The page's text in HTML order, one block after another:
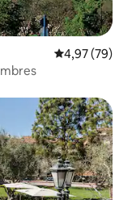
Évaluation
4,97 (79)